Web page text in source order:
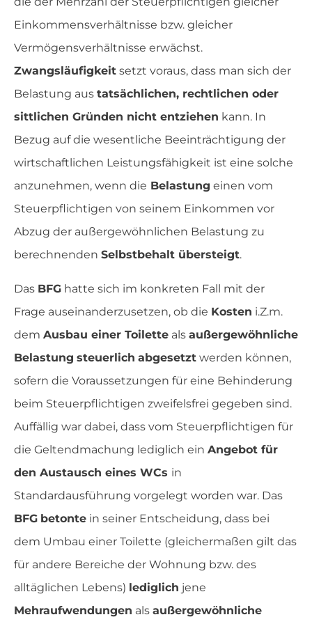
Einkommensverhältnisse bzw. gleicher
Vermögensverhältnisse erwächst.
Zwangsläufigkeit setzt voraus, dass man sich der
Belastung aus tatsächlichen, rechtlichen oder
sittlichen Gründen nicht entziehen kann. In
Bezug auf die wesentliche Beeinträchtigung der
wirtschaftlichen Leistungsfähigkeit ist eine solche
anzunehmen, wenn die Belastung einen vom
Steuerpflichtigen von seinem Einkommen vor
Abzug der außergewöhnlichen Belastung zu
berechnenden Selbstbehalt übersteigt.
Das BFG hatte sich im konkreten Fall mit der
Frage auseinanderzusetzen, ob die Kosten i.Z.m.
dem Ausbau einer Toilette als außergewöhnliche
Belastung steuerlich abgesetzt werden können,
sofern die Voraussetzungen für eine Behinderung
beim Steuerpflichtigen zweifelsfrei gegeben sind.
Auffällig war dabei, dass vom Steuerpflichtigen für
die Geltendmachung lediglich ein Angebot für
den Austausch eines WCs in
Standardausführung vorgelegt worden war. Das
BFG betonte in seiner Entscheidung, dass bei
dem Umbau einer Toilette (gleichermaßen gilt das
für andere Bereiche der Wohnung bzw. des
alltäglichen Lebens) lediglich jene
Mehraufwendungen als außergewöhnliche